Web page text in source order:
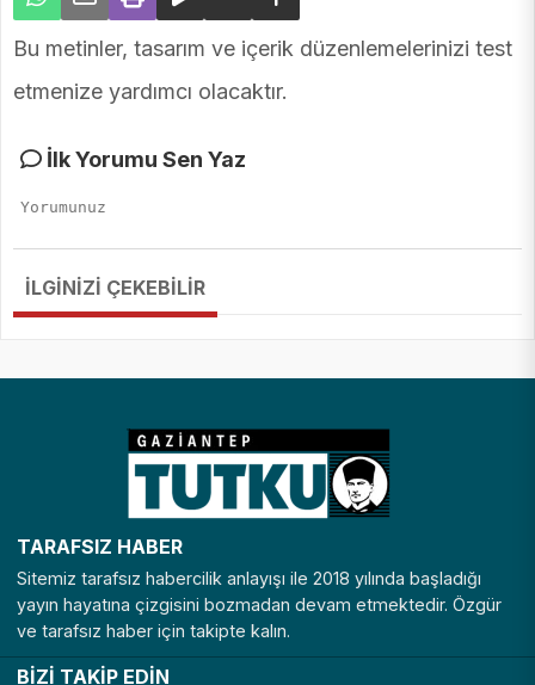
Bu metinler, tasarım ve içerik düzenlemelerinizi test
etmenize yardımcı olacaktır.
İlk Yorumu Sen Yaz
İLGİNİZİ ÇEKEBİLİR
TARAFSIZ HABER
Sitemiz tarafsız habercilik anlayışı ile 2018 yılında başladığı
yayın hayatına çizgisini bozmadan devam etmektedir. Özgür
ve tarafsız haber için takipte kalın.
BİZİ TAKİP EDİN